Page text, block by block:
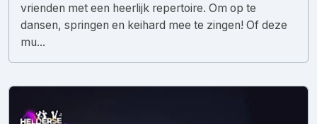
vrienden met een heerlijk repertoire. Om op te
dansen, springen en keihard mee te zingen! Of deze
mu...